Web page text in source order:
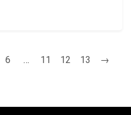
6 … 11 12 13 →